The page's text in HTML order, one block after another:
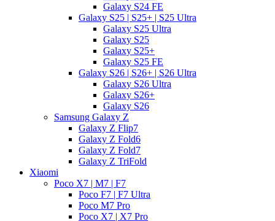
Galaxy S24 FE
Galaxy S25 | S25+ | S25 Ultra
Galaxy S25 Ultra
Galaxy S25
Galaxy S25+
Galaxy S25 FE
Galaxy S26 | S26+ | S26 Ultra
Galaxy S26 Ultra
Galaxy S26+
Galaxy S26
Samsung Galaxy Z
Galaxy Z Flip7
Galaxy Z Fold6
Galaxy Z Fold7
Galaxy Z TriFold
Xiaomi
Poco X7 | M7 | F7
Poco F7 | F7 Ultra
Poco M7 Pro
Poco X7 | X7 Pro